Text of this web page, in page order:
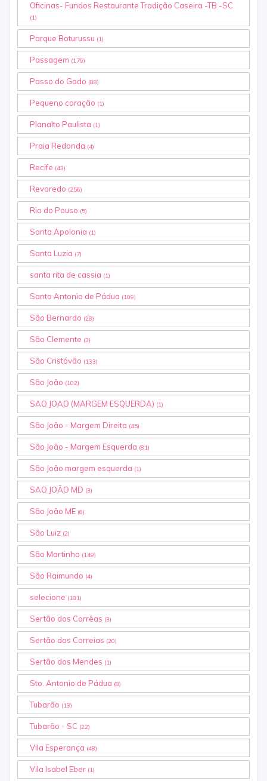
Oficinas- Fundos Restaurante Tradição Caseira -TB -SC
(1)
Parque Boturussu (1)
Passagem (179)
Passo do Gado (88)
Pequeno coração (1)
Planalto Paulista (1)
Praia Redonda (4)
Recife (43)
Revoredo (256)
Rio do Pouso (5)
Santa Apolonia (1)
Santa Luzia (7)
santa rita de cassia (1)
Santo Antonio de Pádua (109)
São Bernardo (28)
São Clemente (3)
São Cristóvão (133)
São João (102)
SAO JOAO (MARGEM ESQUERDA) (1)
São João - Margem Direita (45)
São João - Margem Esquerda (81)
São João margem esquerda (1)
SAO JOÃO MD (3)
São João ME (6)
São Luiz (2)
São Martinho (149)
São Raimundo (4)
selecione (181)
Sertão dos Corrêas (3)
Sertão dos Correias (20)
Sertão dos Mendes (1)
Sto. Antonio de Pádua (8)
Tubarão (13)
Tubarão - SC (22)
Vila Esperança (48)
Vila Isabel Eber (1)